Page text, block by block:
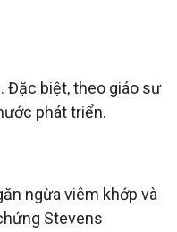
Đặc biệt, theo giáo sư
phát triển.
ngừa viêm khớp và
Stevens